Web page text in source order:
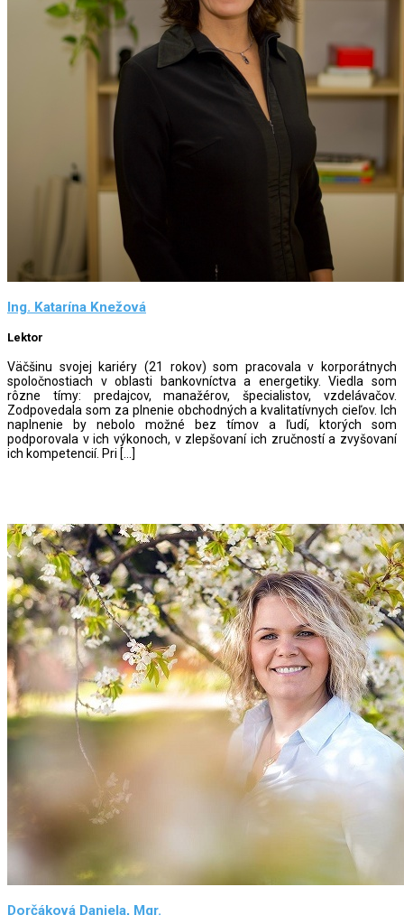
Ing. Katarína Knežová
Lektor
Väčšinu svojej kariéry (21 rokov) som pracovala v korporátnych
spoločnostiach v oblasti bankovníctva a energetiky. Viedla som
rôzne tímy: predajcov, manažérov, špecialistov, vzdelávačov.
Zodpovedala som za plnenie obchodných a kvalitatívnych cieľov. Ich
naplnenie by nebolo možné bez tímov a ľudí, ktorých som
podporovala v ich výkonoch, v zlepšovaní ich zručností a zvyšovaní
ich kompetencií. Pri […]
Dorčáková Daniela, Mgr.